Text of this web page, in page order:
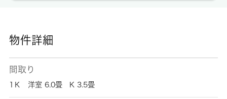
物件詳細
間取り
1Ｋ 洋室 6.0畳 K 3.5畳